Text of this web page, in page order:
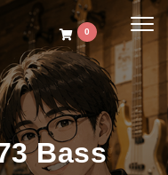
0
Bass